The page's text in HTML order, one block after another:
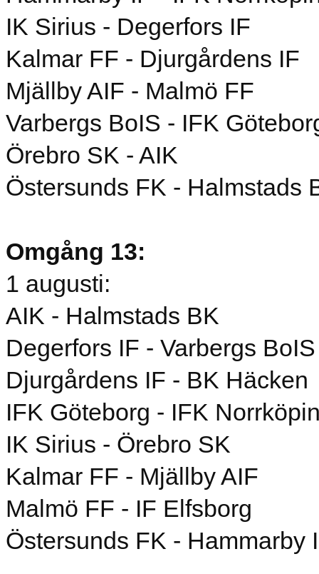
IK Sirius - Degerfors IF
Kalmar FF - Djurgårdens IF
Mjällby AIF - Malmö FF
Varbergs BoIS - IFK
Örebro SK - AIK
Östersunds FK - Halmstads
Omgång 13:
1 augusti:
AIK - Halmstads BK
Degerfors IF - Varbergs BoIS
Djurgårdens IF - BK Häcken
IFK Göteborg - IFK
IK Sirius - Örebro SK
Kalmar FF - Mjällby AIF
Malmö FF - IF Elfsborg
Östersunds FK - Hammarby